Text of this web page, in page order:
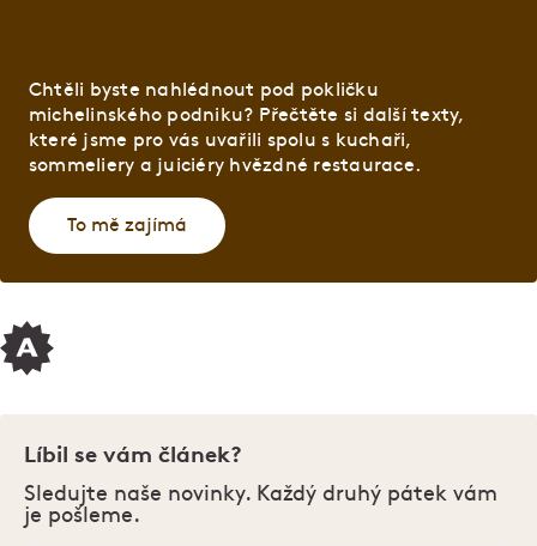
Chtěli byste nahlédnout pod pokličku
michelinského podniku? Přečtěte si další texty,
které jsme pro vás uvařili spolu s kuchaři,
sommeliery a juiciéry hvězdné restaurace.
To mě zajímá
Líbil se vám článek?
Sledujte naše novinky. Každý druhý pátek vám
je pošleme.